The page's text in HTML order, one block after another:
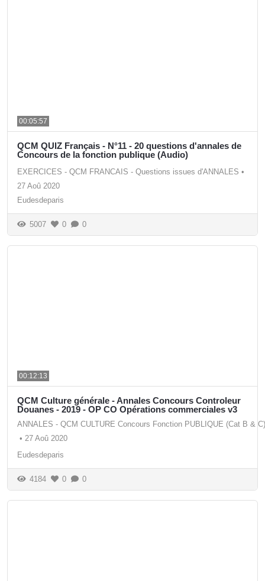
00:05:57
QCM QUIZ Français - N°11 - 20 questions d'annales de
Concours de la fonction publique (Audio)
EXERCICES - QCM FRANCAIS - Questions issues d'ANNALES •
27 Aoû 2020
Eudesdeparis
5007 0 0
00:12:13
QCM Culture générale - Annales Concours Controleur
Douanes - 2019 - OP CO Opérations commerciales v3
ANNALES - QCM CULTURE Concours Fonction PUBLIQUE (Cat B & C)
• 27 Aoû 2020
Eudesdeparis
4184 0 0